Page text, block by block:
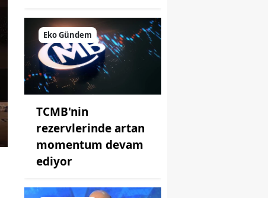
Eko Gündem
TCMB'nin
rezervlerinde artan
momentum devam
ediyor